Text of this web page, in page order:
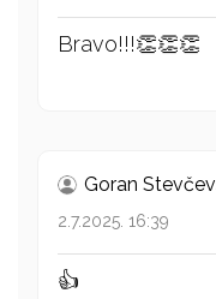
Bravo!!!👏👏👏
Goran
2.7.2025. 16:39
👍